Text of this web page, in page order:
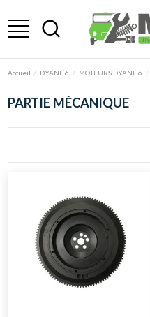
Accueil DYANE 6 MOTEURS DYANE 6
PARTIE MÉCANIQUE